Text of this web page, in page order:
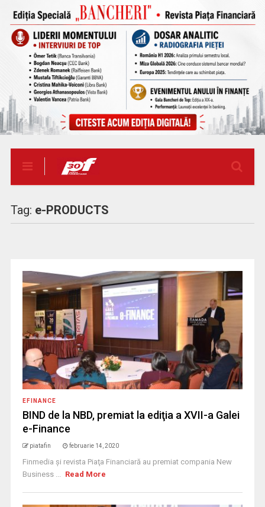
Tag: e-PRODUCTS
EFINANCE
BIND de la NBD, premiat la ediţia a XVII-a Galei
e-Finance
piatafin februarie 14, 2020
Finmedia şi revista Piaţa Financiară au premiat compania New
Business ... Read More